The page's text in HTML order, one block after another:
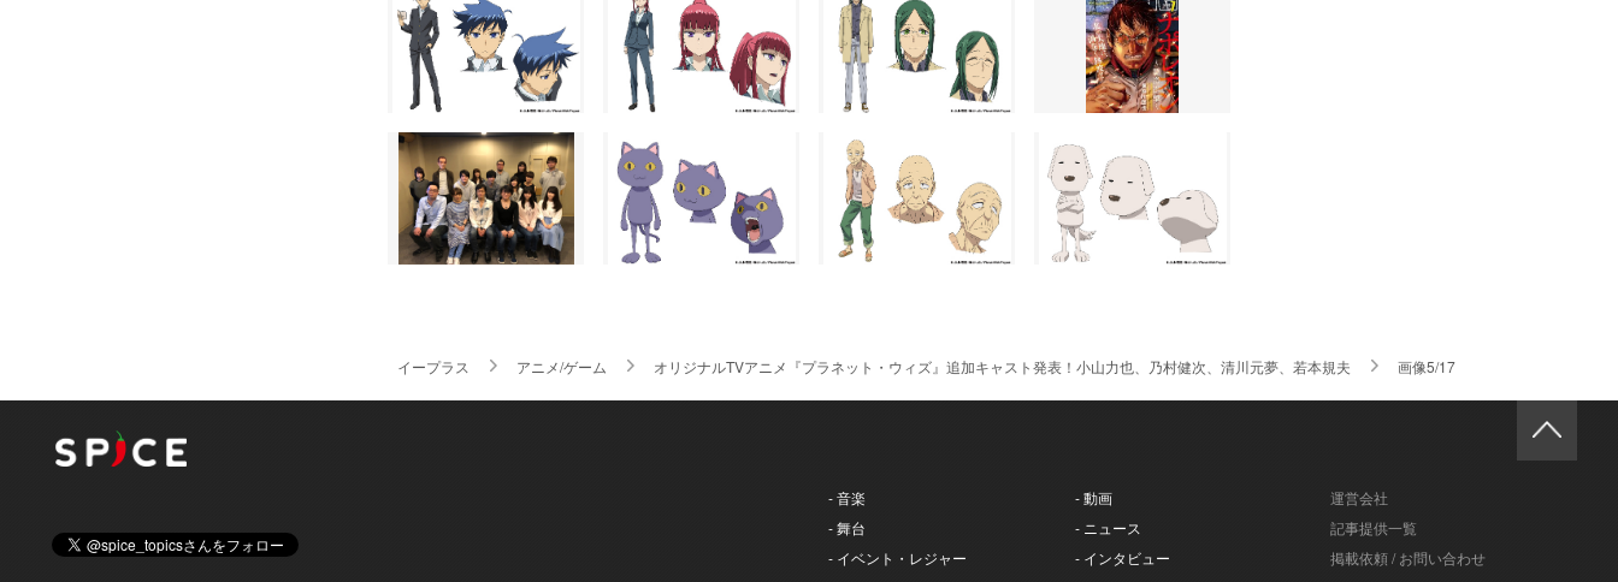
イープラス アニメ/ゲーム オリジナルTVアニメ『プラネット・ウィズ』追加キャスト発表！小山力也、乃村健次、清川元夢、若本規夫 画像5/17
- 音楽
- 舞台
- イベント・レジャー
- 動画
- ニュース
- インタビュー
運営会社
記事提供一覧
掲載依頼 / お問い合わせ